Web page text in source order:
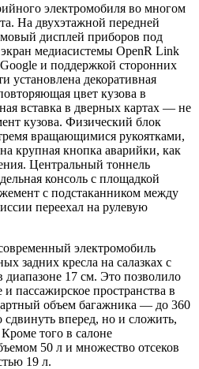
электромобиля во многом
На двухэтажной передней
дисплей приборов под
медиасистемы OpenR Link
и поддержкой сторонних
установлена декоративная
цвет кузова в
вставка в дверных картах — не
кузова. Физический блок
вращающимися рукоятками,
крупная кнопка аварийки, как
Центральный тоннель
консоль с площадкой
с подстаканником между
переехал на рулевую
электромобиль
задних кресла на салазках с
диапазоне 17 см. Это позволило
и пассажирское пространства в
объем багажника — до 360
сдвинуть вперед, но и сложить,
того в салоне
50 л и множество отсеков
19 л.